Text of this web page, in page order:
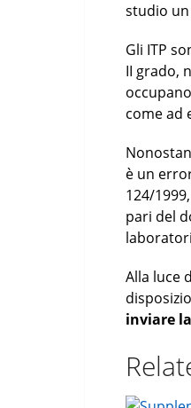
studio
Gli ITP
II grado,
come ad
è un
124/
pari del
Alla luce
inviare